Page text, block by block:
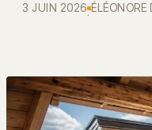
3 JUIN 2026
·
ÉLÉONORE